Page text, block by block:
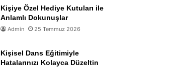
Kişiye Özel Hediye Kutuları ile
Anlamlı Dokunuşlar
Admin 25 Temmuz 2026
Kişisel Dans Eğitimiyle
Hatalarınızı Kolayca Düzeltin